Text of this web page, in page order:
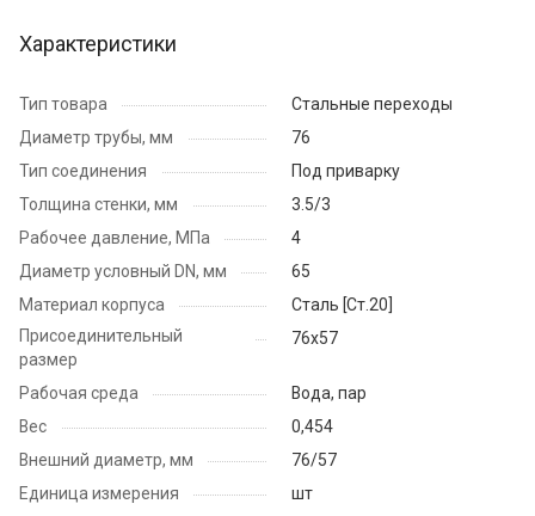
Характеристики
Тип товара
Стальные переходы
Диаметр трубы, мм
76
Тип соединения
Под приварку
Толщина стенки, мм
3.5/3
Рабочее давление, МПа
4
Диаметр условный DN, мм
65
Материал корпуса
Cталь [Ст.20]
Присоединительный
размер
76х57
Рабочая среда
Вода, пар
Вес
0,454
Внешний диаметр, мм
76/57
Единица измерения
шт